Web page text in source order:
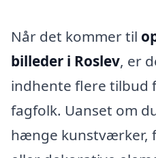
Når det kommer til
billeder i Roslev, er
indhente flere tilbud
fagfolk. Uanset om
hænge